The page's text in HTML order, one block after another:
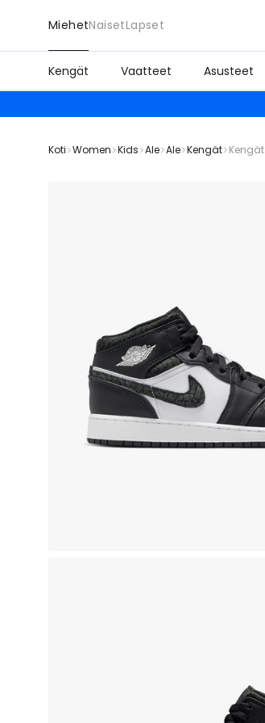
MiehetNaisetLapset
Kengät Vaatteet Asusteet
Koti Women Kids Ale Ale Kengät Kengät